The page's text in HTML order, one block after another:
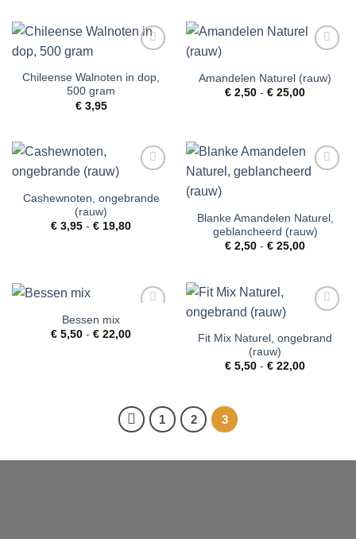
aan
verlanglijst
Chileense Walnoten in dop,
500 gram
€3,95
verlanglijst
Amandelen Naturel (rauw)
€ 2,50 - € 25,00
verlanglijst
Cashewnoten, ongebrande
(rauw)
€ 3,95 - € 19,80Prijsklasse:
Blanke Amandelen Naturel,
geblancheerd (rauw)
€ 2,50 - € 25,00
Toevoegen
aan
Bessen mix
€ 5,50 - € 22,00Prijsklasse:
aan
verlanglijst
Fit Mix Naturel, ongebrand
(rauw)
€ 5,50 - € 22,00
1 2 3